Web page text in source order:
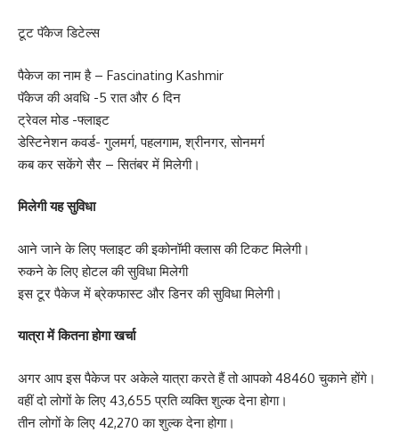
टूट पॅकेज डिटेल्स
पैकेज का नाम है – Fascinating Kashmir
पॅकेज की अवधि -5 रात और 6 दिन
ट्रेवल मोड -फ्लाइट
डेस्टिनेशन कवर्ड- गुलमर्ग, पहलगाम, श्रीनगर, सोनमर्ग
कब कर सकेंगे सैर – सितंबर में मिलेगी।
मिलेगी यह सुविधा
आने जाने के लिए फ्लाइट की इकोनॉमी क्लास की टिकट मिलेगी।
रुकने के लिए होटल की सुविधा मिलेगी
इस टूर पैकेज में ब्रेकफास्ट और डिनर की सुविधा मिलेगी।
यात्रा में कितना होगा खर्चा
अगर आप इस पैकेज पर अकेले यात्रा करते हैं तो आपको 48460 चुकाने होंगे।
वहीं दो लोगों के लिए 43,655 प्रति व्यक्ति शुल्क देना होगा।
तीन लोगों के लिए 42,270 का शुल्क देना होगा।